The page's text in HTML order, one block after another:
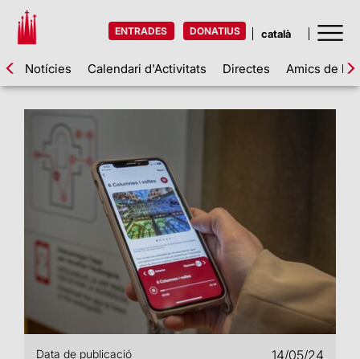
ENTRADES DONATIUS
Notícies Calendari d'Activitats Directes Amics de la
Data de publicació
14/05/24